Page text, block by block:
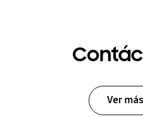
Ver más